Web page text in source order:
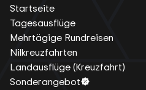
Startseite
Tagesausflüge
Mehrtägige Rundreisen
Nilkreuzfahrten
Landausflüge (Kreuzfahrt)
Sonderangebot